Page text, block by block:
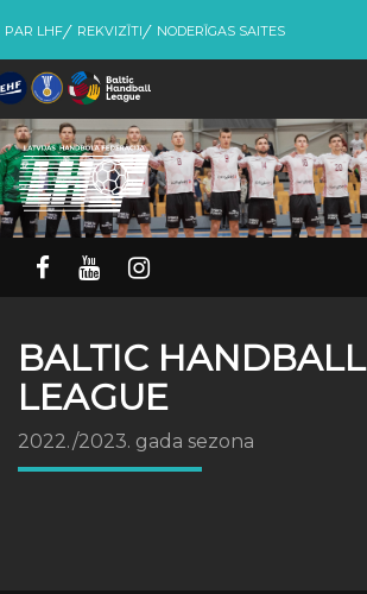
PAR LHF REKVIZĪTI NODERĪGAS SAITES
BALTIC HANDBALL
LEAGUE
2022./2023. gada sezona